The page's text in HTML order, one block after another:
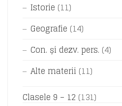
Istorie (11)
Geografie (14)
Con. și dezv. pers. (4)
Alte materii (11)
Clasele 9 – 12 (131)